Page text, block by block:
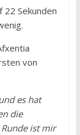
22 Sekunden
von
es hat
die
ist mir